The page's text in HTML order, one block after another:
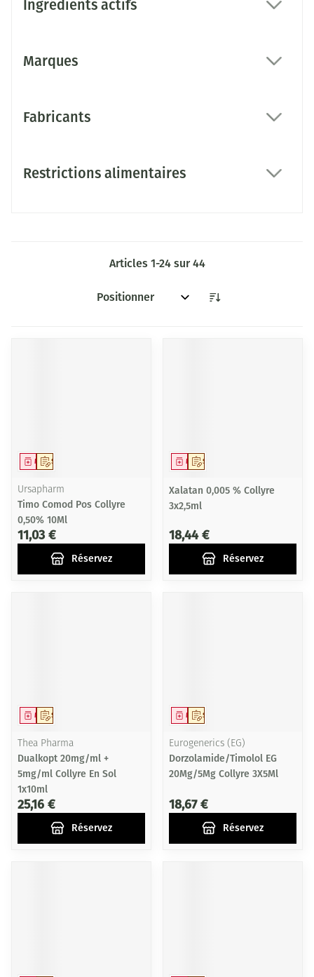
Ingrédients actifs
Marques
Fabricants
Restrictions alimentaires
Articles 1-24sur44
Trier par:
Sur prescription
Médicament
Ursapharm
Timo Comod Pos Collyre
0,50% 10Ml
11,03 €
Réservez
Sur prescription
Médicament
Xalatan 0,005 % Collyre
3x2,5ml
18,44 €
Réservez
Sur prescription
Médicament
Thea Pharma
Dualkopt 20mg/ml +
5mg/ml Collyre En Sol
1x10ml
25,16 €
Réservez
Sur prescription
Médicament
Eurogenerics (EG)
Dorzolamide/Timolol EG
20Mg/5Mg Collyre 3X5Ml
18,67 €
Réservez